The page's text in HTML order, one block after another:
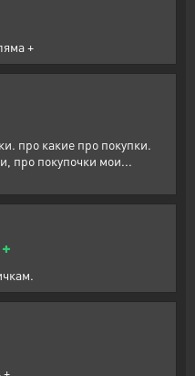
+
про какие про покупки.
про покупочки мои...
+
+